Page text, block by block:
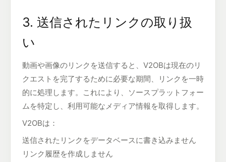
3. 送信されたリンクの取り扱
い
動画や画像のリンクを送信すると、V2OBは現在のリ
クエストを完了するために必要な期間、リンクを一時
的に処理します。これにより、ソースプラットフォー
ムを特定し、利用可能なメディア情報を取得します。
V2OBは：
送信されたリンクをデータベースに書き込みません
リンク履歴を作成しません